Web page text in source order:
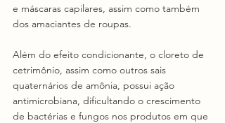
e máscaras capilares, assim como também
dos amaciantes de roupas.
Além do efeito condicionante, o cloreto de
cetrimônio, assim como outros sais
quaternários de amônia, possui ação
antimicrobiana, dificultando o crescimento
de bactérias e fungos nos produtos em que